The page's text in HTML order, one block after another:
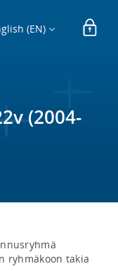
(EN)
(2004-
ryhmäkoon takia